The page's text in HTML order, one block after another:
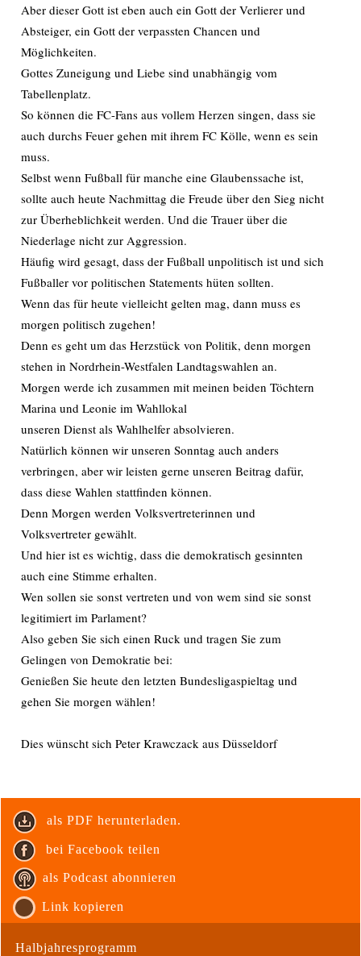
Aber dieser Gott ist eben auch ein Gott der Verlierer und
Absteiger, ein Gott der verpassten Chancen und
Möglichkeiten.
Gottes Zuneigung und Liebe sind unabhängig vom
Tabellenplatz.
So können die FC-Fans aus vollem Herzen singen, dass sie
auch durchs Feuer gehen mit ihrem FC Kölle, wenn es sein
muss.
Selbst wenn Fußball für manche eine Glaubenssache ist,
sollte auch heute Nachmittag die Freude über den Sieg nicht
zur Überheblichkeit werden. Und die Trauer über die
Niederlage nicht zur Aggression.
Häufig wird gesagt, dass der Fußball unpolitisch ist und sich
Fußballer vor politischen Statements hüten sollten.
Wenn das für heute vielleicht gelten mag, dann muss es
morgen politisch zugehen!
Denn es geht um das Herzstück von Politik, denn morgen
stehen in Nordrhein-Westfalen Landtagswahlen an.
Morgen werde ich zusammen mit meinen beiden Töchtern
Marina und Leonie im Wahllokal
unseren Dienst als Wahlhelfer absolvieren.
Natürlich können wir unseren Sonntag auch anders
verbringen, aber wir leisten gerne unseren Beitrag dafür,
dass diese Wahlen stattfinden können.
Denn Morgen werden Volksvertreterinnen und
Volksvertreter gewählt.
Und hier ist es wichtig, dass die demokratisch gesinnten
auch eine Stimme erhalten.
Wen sollen sie sonst vertreten und von wem sind sie sonst
legitimiert im Parlament?
Also geben Sie sich einen Ruck und tragen Sie zum
Gelingen von Demokratie bei:
Genießen Sie heute den letzten Bundesligaspieltag und
gehen Sie morgen wählen!
Dies wünscht sich Peter Krawczack aus Düsseldorf
als PDF herunterladen.
bei Facebook teilen
als Podcast abonnieren
Link kopieren
Halbjahresprogramm